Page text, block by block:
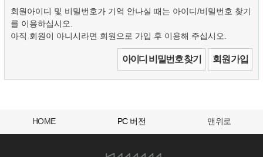
회원아이디 및 비밀번호가 기억 안나실 때는 아이디/비밀번호 찾기
를 이용하십시오.
아직 회원이 아니시라면 회원으로 가입 후 이용해 주십시오.
아이디 비밀번호 찾기 회원 가입
HOME PC 버전 맨위로